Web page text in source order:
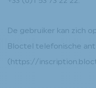
De gebruiker kan zich
Bloctel telefonische
(https://